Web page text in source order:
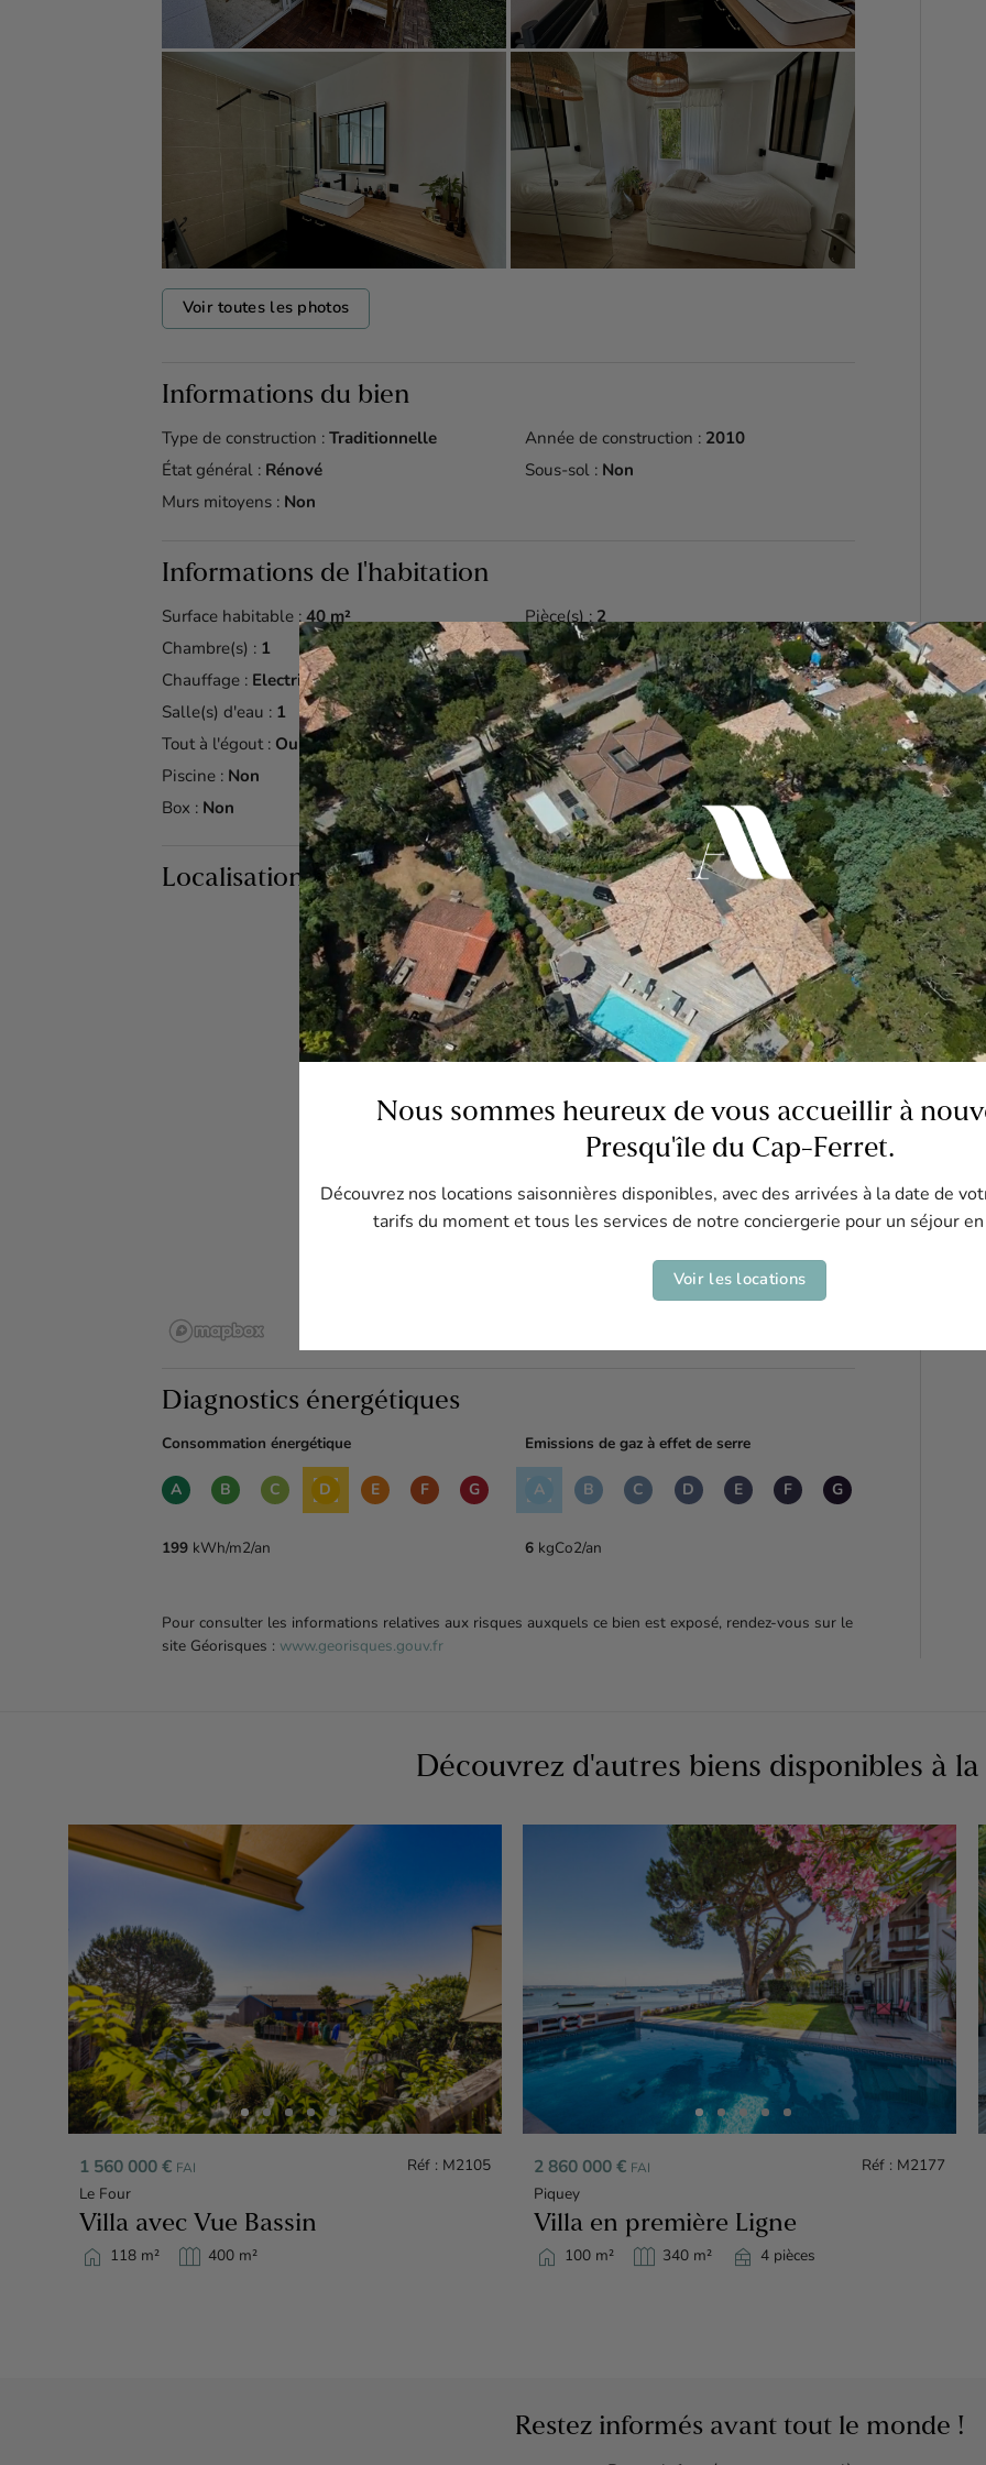
Nous sommes heureux de vous accueillir à
Presqu'île du Cap-Ferret.
Découvrez nos locations saisonnières disponibles, avec des arrivées à la date de
tarifs du moment et tous les services de notre conciergerie pour un séjour
Voir les locations
Voir toutes les photos
Informations du bien
Type de construction : Traditionnelle Année de construction : 2010
État général : Rénové Sous-sol : Non
Murs mitoyens : Non
Informations de l'habitation
Surface habitable : 40 m² Pièce(s) : 2
Chambre(s) : 1 Type de cuisine :Us
Chauffage : Electrique Cheminée :Non
Salle(s) d'eau : 1 WC :1
Tout à l'égout : Oui Terrasse : Oui
Piscine : Non Parking :Oui
Box : Non
Localisation du bien
Diagnostics énergétiques
Consommation énergétique
A B C D E F G
199 kWh/m2/an
Emissions de gaz à effet de serre
A B C D E F G
6 kgCo2/an
Pour consulter les informations relatives aux risques auxquels ce bien est exposé, rendez-vous sur le
site Géorisques : www.georisques.gouv.fr
Découvrez d'autres biens disponibles à
1 560 000 € FAI Réf : M2105
Le Four
Villa avec Vue Bassin
home 118 m² outdoor_garden 400 m²
2 860 000 € FAI Réf : M2177
Piquey
Villa en première Ligne
home 100 m² outdoor_garden 340 m² nest_multi_room 4 pièces
Restez informés avant tout le monde !